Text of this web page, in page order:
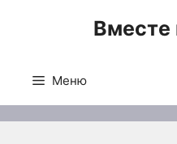
Вместе
Меню